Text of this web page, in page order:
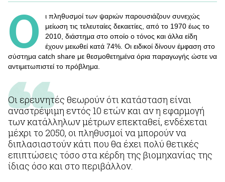
Ο
ι πληθυσμοί των ψαριών παρουσιάζουν συνεχώς
μείωση τις τελευταίες δεκαετίες, από το 1970 έως το
2010, διάστημα στο οποίο ο τόνος και άλλα είδη
έχουν μειωθεί κατά 74%. Οι ειδικοί δίνουν έμφαση στο
σύστημα catch share με θεσμοθετημένα όρια παραγωγής ώστε να
αντιμετωπιστεί το πρόβλημα.
Οι ερευνητές θεωρούν ότι κατάσταση είναι
αναστρέψιμη εντός 10 ετών και αν η εφαρμογή
των κατάλληλων μέτρων επεκταθεί, ενδέχεται
μέχρι το 2050, οι πληθυσμοί να μπορούν να
διπλασιαστούν κάτι που θα έχει πολύ θετικές
επιπτώσεις τόσο στα κέρδη της βιομηχανίας της
ίδιας όσο και στο περιβάλλον.